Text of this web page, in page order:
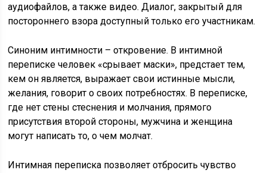
аудиофайлов, а также видео. Диалог, закрытый для
постороннего взора доступный только его участникам.
Синоним интимности – откровение. В интимной
переписке человек «срывает маски», предстает тем,
кем он является, выражает свои истинные мысли,
желания, говорит о своих потребностях. В переписке,
где нет стены стеснения и молчания, прямого
присутствия второй стороны, мужчина и женщина
могут написать то, о чем молчат.
Интимная переписка позволяет отбросить чувство